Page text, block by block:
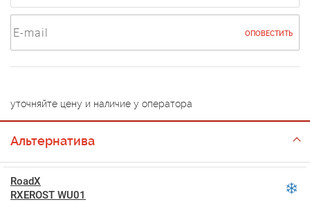
ОПОВЕСТИТЬ
уточняйте цену и наличие у оператора
Альтернатива
RoadX
RXEROST WU01